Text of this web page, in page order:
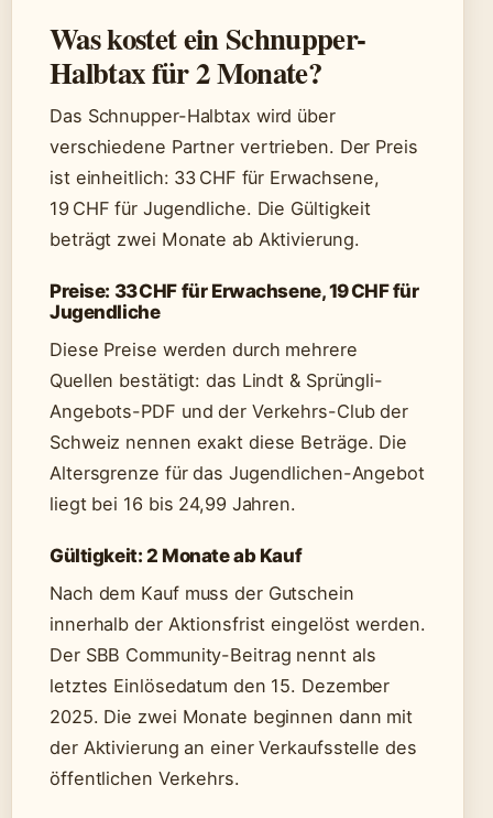
Was kostet ein Schnupper-
Halbtax für 2 Monate?
Das Schnupper-Halbtax wird über
verschiedene Partner vertrieben. Der Preis
ist einheitlich: 33 CHF für Erwachsene,
19 CHF für Jugendliche. Die Gültigkeit
beträgt zwei Monate ab Aktivierung.
Preise: 33 CHF für Erwachsene, 19 CHF für
Jugendliche
Diese Preise werden durch mehrere
Quellen bestätigt: das Lindt & Sprüngli-
Angebots-PDF und der Verkehrs-Club der
Schweiz nennen exakt diese Beträge. Die
Altersgrenze für das Jugendlichen-Angebot
liegt bei 16 bis 24,99 Jahren.
Gültigkeit: 2 Monate ab Kauf
Nach dem Kauf muss der Gutschein
innerhalb der Aktionsfrist eingelöst werden.
Der SBB Community-Beitrag nennt als
letztes Einlösedatum den 15. Dezember
2025. Die zwei Monate beginnen dann mit
der Aktivierung an einer Verkaufsstelle des
öffentlichen Verkehrs.